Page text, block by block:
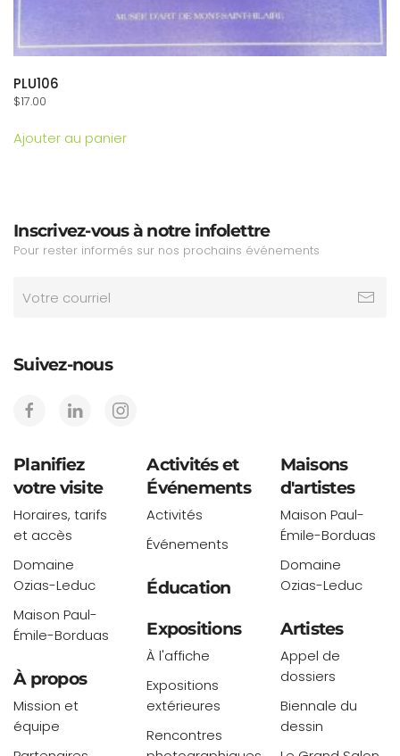
PLU106
$17.00
Ajouter au panier
Inscrivez-vous à notre infolettre
Pour rester informés sur nos prochains événements
Suivez-nous
Planifiez
votre visite
Horaires, tarifs
et accès
Domaine
Ozias-Leduc
Maison Paul-
Émile-Borduas
À propos
Mission et
équipe
Activités et
Événements
Activités
Événements
Éducation
Expositions
À l'affiche
Expositions
extérieures
Rencontres
Maisons
d'artistes
Maison Paul-
Émile-Borduas
Domaine
Ozias-Leduc
Artistes
Appel de
dossiers
Biennale du
dessin